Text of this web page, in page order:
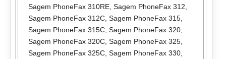
Sagem PhoneFax 310RE, Sagem PhoneFax 312,
Sagem PhoneFax 312C, Sagem PhoneFax 315,
Sagem PhoneFax 315C, Sagem PhoneFax 320,
Sagem PhoneFax 320C, Sagem PhoneFax 325,
Sagem PhoneFax 325C, Sagem PhoneFax 330,